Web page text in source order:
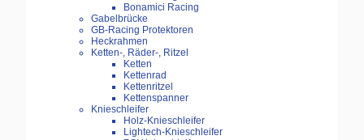
Bonamici Racing
Gabelbrücke
GB-Racing Protektoren
Heckrahmen
Ketten-, Räder-, Ritzel
Ketten
Kettenrad
Kettenritzel
Kettenspanner
Knieschleifer
Holz-Knieschleifer
Lightech-Knieschleifer